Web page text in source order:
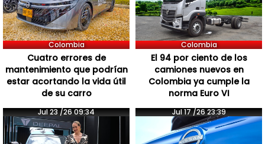
Colombia
Cuatro errores de
mantenimiento que podrían
estar acortando la vida útil
de su carro
Colombia
El 94 por ciento de los
camiones nuevos en
Colombia ya cumple la
norma Euro VI
Jul 23 /26 09:34 Jul 17 /26 23:39